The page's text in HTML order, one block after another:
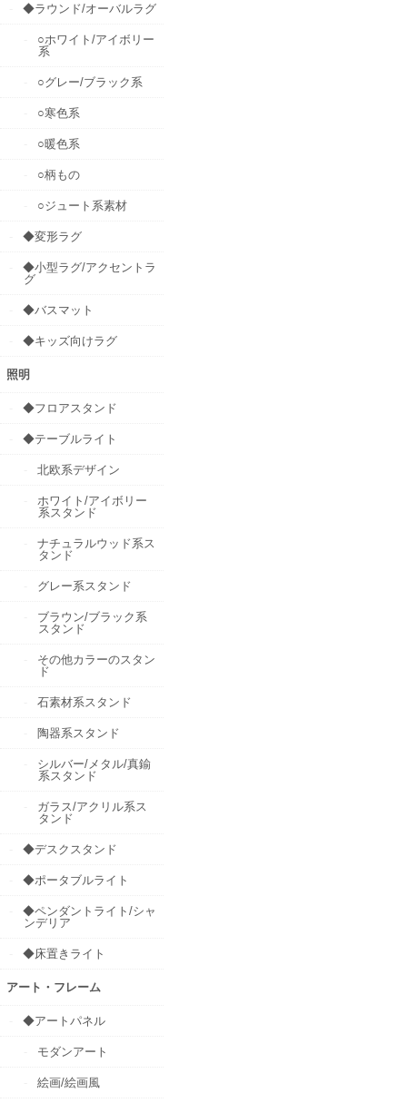
◆ラウンド/オーバルラグ
○ホワイト/アイボリー
系
○グレー/ブラック系
○寒色系
○暖色系
○柄もの
○ジュート系素材
◆変形ラグ
◆小型ラグ/アクセントラ
グ
◆バスマット
◆キッズ向けラグ
照明
◆フロアスタンド
◆テーブルライト
北欧系デザイン
ホワイト/アイボリー
系スタンド
ナチュラルウッド系ス
タンド
グレー系スタンド
ブラウン/ブラック系
スタンド
その他カラーのスタン
ド
石素材系スタンド
陶器系スタンド
シルバー/メタル/真鍮
系スタンド
ガラス/アクリル系ス
タンド
◆デスクスタンド
◆ポータブルライト
◆ペンダントライト/シャ
ンデリア
◆床置きライト
アート・フレーム
◆アートパネル
モダンアート
絵画/絵画風